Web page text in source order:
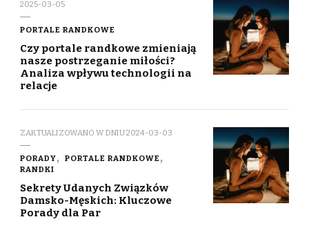
2025-03-05
PORTALE RANDKOWE
Czy portale randkowe zmieniają
nasze postrzeganie miłości?
Analiza wpływu technologii na
relacje
ZAKTUALIZOWANO W DNIU2024-03-03
PORADY
PORTALE RANDKOWE
RANDKI
Sekrety Udanych Związków
Damsko-Męskich: Kluczowe
Porady dla Par